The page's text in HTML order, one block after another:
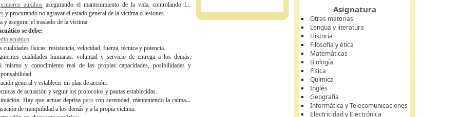
auxiliosasegurando el mantenimiento de la vida, controlando las
y procurando no agravar el estado general de la víctima o lesiones.
y asegurar el traslado de la víctima.
se debe:
acuático.
cualidades físicas: resistencia, velocidad, fuerza, técnica y potencia.
cualidades humanas: voluntad y servicio de entrega a los demás;
mismo y conocimiento real de las propias capacidades, posibilidades y
general y establecer un plan de acción.
de actuación y seguir los protocolos y pautas establecidas.
Hay que actuar deprisa perocon serenidad, manteniendo la calma y
de tranquilidad a los demás y a la propia víctima.
Asignatura
Otras materias
Lengua y literatura
Historia
Filosofía y ética
Matemáticas
Biología
Física
Química
Inglés
Geografía
Informática y Telecomunicaciones
Electricidad y Electrónica